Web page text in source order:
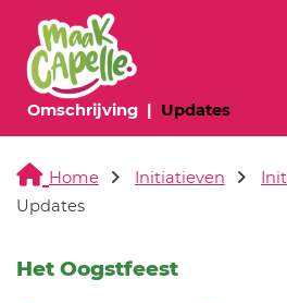
Omschrijving(huidige pagina)
Updates
Home Initiatieven
Updates
Het Oogstfeest